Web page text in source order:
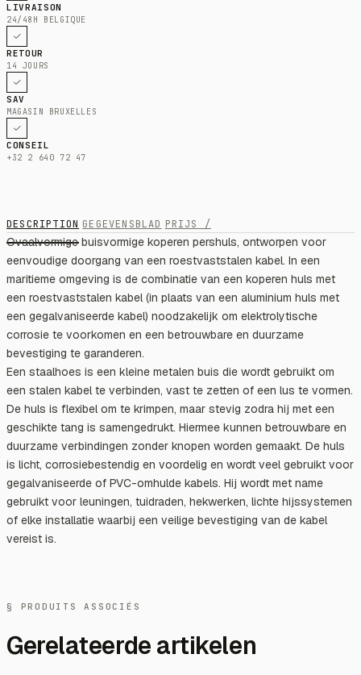
LIVRAISON
24/48H BELGIQUE
RETOUR
14 JOURS
SAV
MAGASIN BRUXELLES
CONSEIL
+32 2 640 72 47
DESCRIPTION GEGEVENSBLAD PRIJS /
Ovaalvormige buisvormige koperen pershuls, ontworpen voor
eenvoudige doorgang van een roestvaststalen kabel. In een
maritieme omgeving is de combinatie van een koperen huls met
een roestvaststalen kabel (in plaats van een aluminium huls met
een gegalvaniseerde kabel) noodzakelijk om elektrolytische
corrosie te voorkomen en een betrouwbare en duurzame
bevestiging te garanderen.
Een staalhoes is een kleine metalen buis die wordt gebruikt om
een stalen kabel te verbinden, vast te zetten of een lus te vormen.
De huls is flexibel om te krimpen, maar stevig zodra hij met een
geschikte tang is samengedrukt. Hiermee kunnen betrouwbare en
duurzame verbindingen zonder knopen worden gemaakt. De huls
is licht, corrosiebestendig en voordelig en wordt veel gebruikt voor
gegalvaniseerde of PVC-omhulde kabels. Hij wordt met name
gebruikt voor leuningen, tuidraden, hekwerken, lichte hijssystemen
of elke installatie waarbij een veilige bevestiging van de kabel
vereist is.
§ PRODUITS ASSOCIÉS
Gerelateerde artikelen